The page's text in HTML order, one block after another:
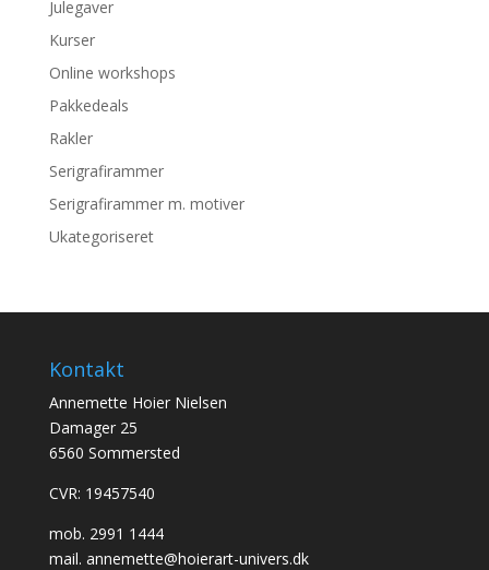
Julegaver
Kurser
Online workshops
Pakkedeals
Rakler
Serigrafirammer
Serigrafirammer m. motiver
Ukategoriseret
Kontakt
Annemette Hoier Nielsen
Damager 25
6560 Sommersted
CVR: 19457540
mob. 2991 1444
mail. annemette@hoierart-univers.dk